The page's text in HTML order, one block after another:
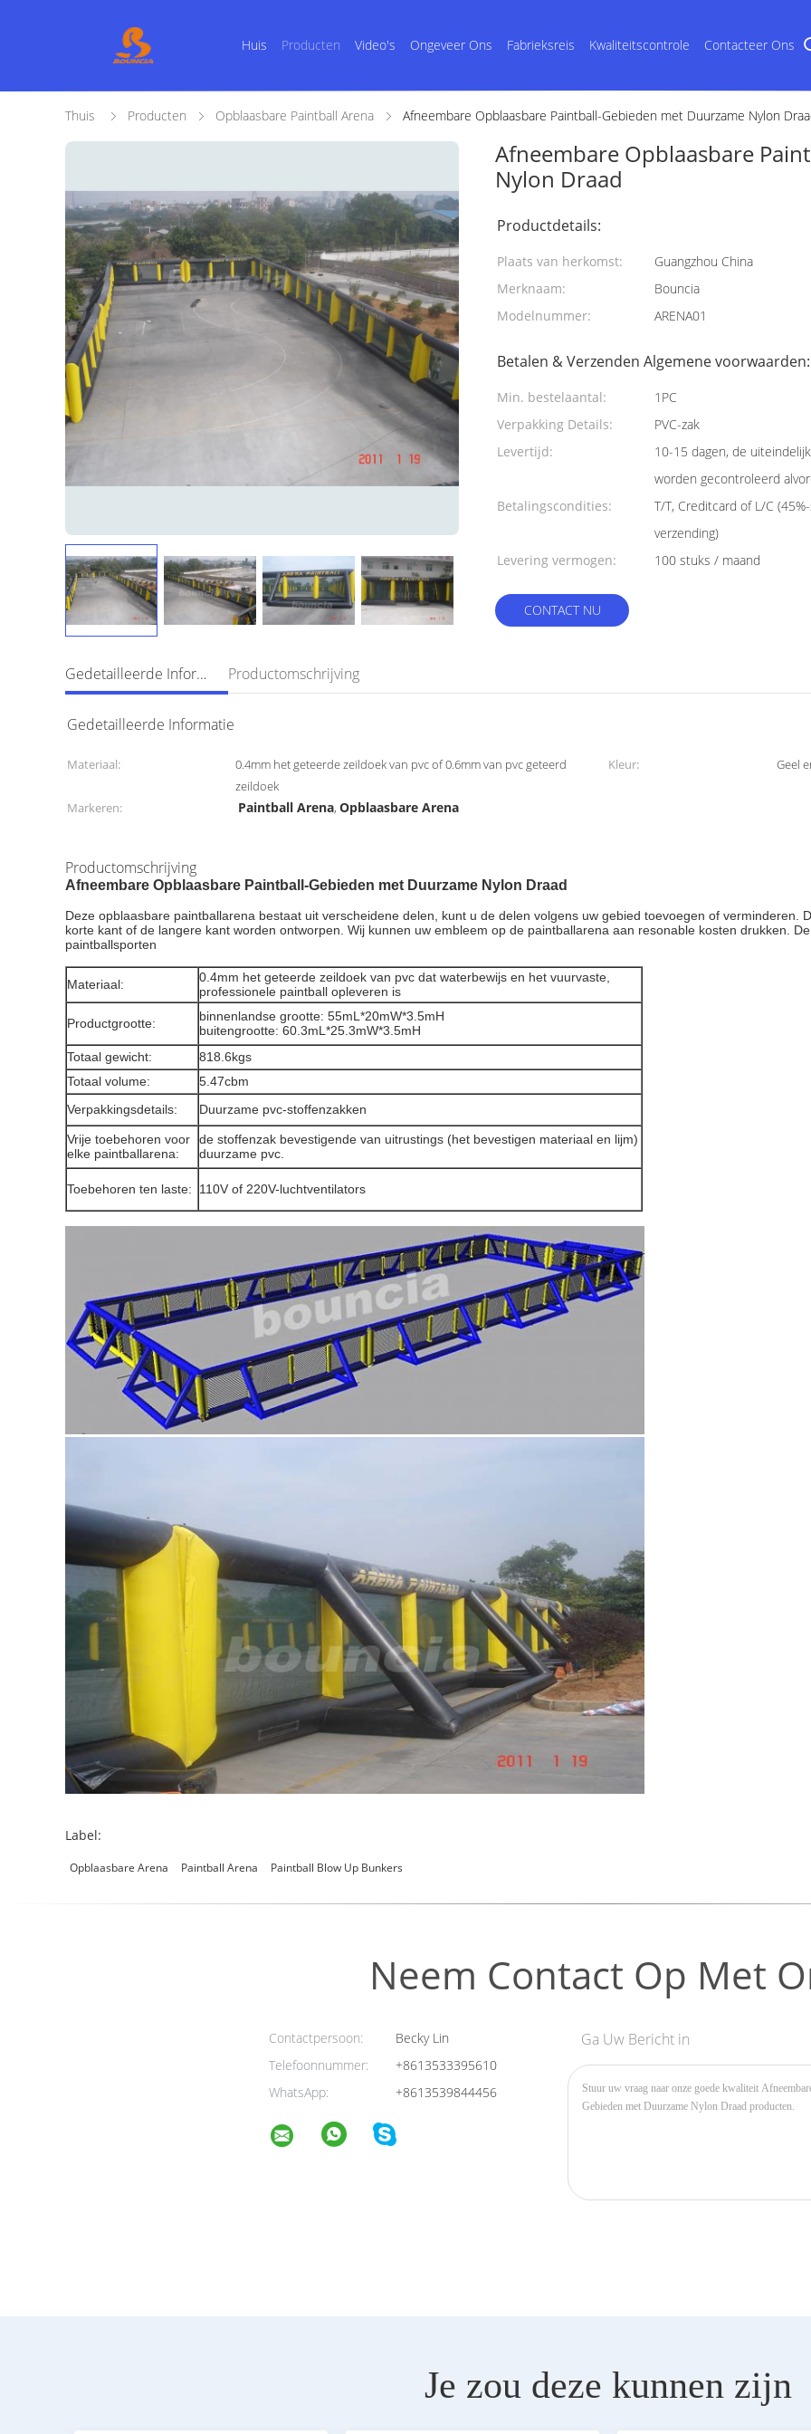
Huis Producten Video's Ongeveer Ons Fabrieksreis Kwaliteitscontrole Contacteer Ons
Thuis Producten Opblaasbare Paintball Arena Afneembare Opblaasbare Paintball-Gebieden met Duurzame Nylon
Afneembare Opblaasbare
Nylon Draad
Productdetails:
Plaats van herkomst:
Guangzhou China
Merknaam:
Bouncia
Modelnummer:
ARENA01
Betalen & Verzenden Algemene voorwaarden:
Min. bestelaantal:
1PC
Verpakking Details:
PVC-zak
Levertijd:
10-15 dagen, de
worden gecontroleerd
Betalingscondities:
T/T, Creditcard of L/C
verzending)
Levering vermogen:
100 stuks / maand
CONTACT NU
Gedetailleerde Informatie Productomschrijving
Gedetailleerde Informatie
Materiaal:
0.4mm het geteerde zeildoek van pvc of 0.6mm van pvc geteerd
zeildoek
Kleur: Geel
Markeren: Paintball Arena,Opblaasbare Arena
Productomschrijving
Afneembare Opblaasbare Paintball-Gebieden met Duurzame Nylon Draad
Deze opblaasbare paintballarena bestaat uit verscheidene delen, kunt u de delen volgens uw gebied toevoegen of verminderen.
korte kant of de langere kant worden ontworpen. Wij kunnen uw embleem op de paintballarena aan resonable kosten drukken.
paintballsporten
Materiaal:
0.4mm het geteerde zeildoek van pvc dat waterbewijs en het vuurvaste,
professionele paintball opleveren is
Productgrootte:
binnenlandse grootte: 55mL*20mW*3.5mH
buitengrootte: 60.3mL*25.3mW*3.5mH
Totaal gewicht:
818.6kgs
Totaal volume:
5.47cbm
Verpakkingsdetails:
Duurzame pvc-stoffenzakken
Vrije toebehoren voor
elke paintballarena:
de stoffenzak bevestigende van uitrustings (het bevestigen materiaal en lijm)
duurzame pvc.
Toebehoren ten laste: 110V of 220V-luchtventilators
Label:
Opblaasbare Arena Paintball Arena Paintball Blow Up Bunkers
Neem Contact Op Met
Contactpersoon:
Becky Lin
Telefoonnummer:
+8613533395610
WhatsApp:
+8613539844456
Ga Uw Bericht in
Je zou deze kunnen zijn